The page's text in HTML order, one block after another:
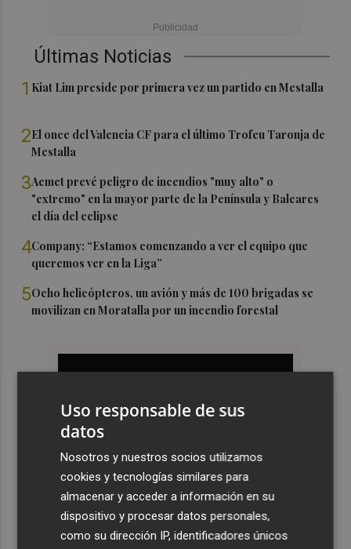
Últimas Noticias
1 Kiat Lim preside por primera vez un partido en Mestalla
2El once del Valencia CF para el último Trofeu Taronja de
Mestalla
3Aemet prevé peligro de incendios "muy alto" o
"extremo" en la mayor parte de la Península y Baleares
el día del eclipse
4Company: “Estamos comenzando a ver el equipo que
queremos ver en la Liga”
5Ocho helicópteros, un avión y más de 100 brigadas se
movilizan en Moratalla por un incendio forestal
Uso responsable de sus
datos
Nosotros y nuestros socios utilizamos
cookies y tecnologías similares para
almacenar y acceder a información en su
dispositivo y procesar datos personales,
como su dirección IP, identificadores únicos